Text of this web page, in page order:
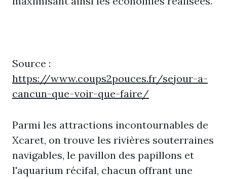
Source :
https://www.coups2pouces.fr/sejour-a-
cancun-que-voir-que-faire/
Parmi les attractions incontournables de
Xcaret, on trouve les rivières souterraines
navigables, le pavillon des papillons et
l'aquarium récifal, chacun offrant une